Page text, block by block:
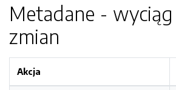
Metadane -
zmian
Akcja